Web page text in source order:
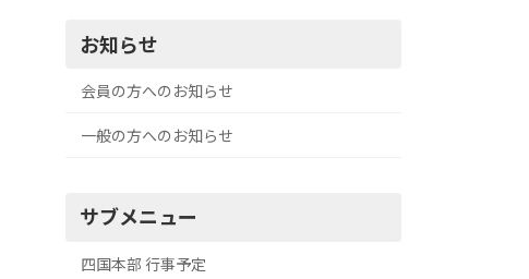
お知らせ
会員の方へのお知らせ
一般の方へのお知らせ
サブメニュー
四国本部 行事予定